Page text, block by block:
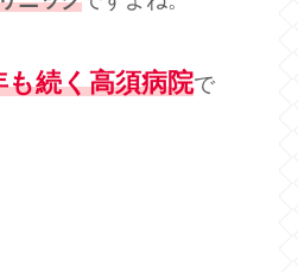
も続く高須病院で